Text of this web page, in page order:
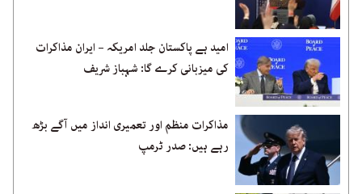
امید ہے پاکستان جلد امریکہ – ایران مذاکرات
کی میزبانی کرے گا: شہباز شریف
مذاکرات منظم اور تعمیری انداز میں آگے بڑھ
رہے ہیں: صدر ٹرمپ